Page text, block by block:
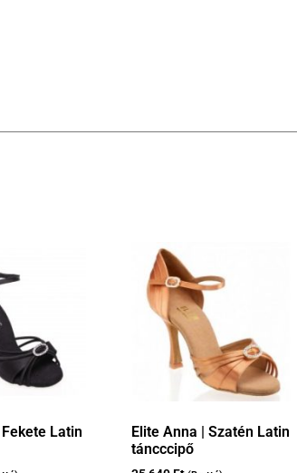
Latin
Elite Anna | Szatén Latin
táncccipő